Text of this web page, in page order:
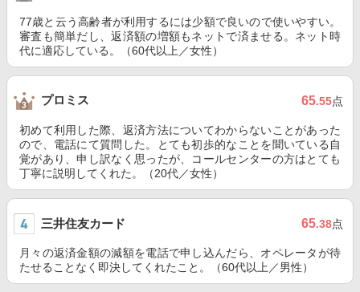
77歳と云う高齢者が利用するには少額で良いので使いやすい。
審査も簡単だし、返済額の増額もネットで済ませる。ネット時
代に適応している。（60代以上／女性）
プロミス 65.55点
初めて利用した際、返済方法についてわからないことがあった
ので、電話にて質問した。とても初歩的なことを聞いている自
覚があり、申し訳なく思ったが、コールセンターの方はとても
丁寧に説明してくれた。（20代／女性）
三井住友カード 65.38点
月々の返済金額の減額を電話で申し込んだら、オペレータが待
たせることなく即決してくれたこと。（60代以上／男性）